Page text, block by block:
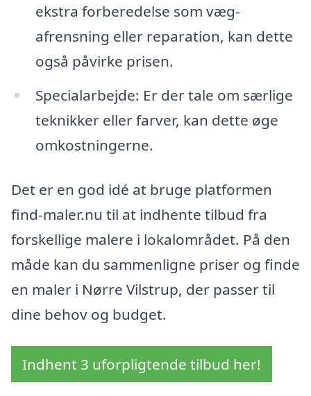
ekstra forberedelse som væg-
afrensning eller reparation, kan dette
også påvirke prisen.
Specialarbejde: Er der tale om særlige
teknikker eller farver, kan dette øge
omkostningerne.
Det er en god idé at bruge platformen
find-maler.nu til at indhente tilbud fra
forskellige malere i lokalområdet. På den
måde kan du sammenligne priser og finde
en maler i Nørre Vilstrup, der passer til
dine behov og budget.
Indhent 3 uforpligtende tilbud her!